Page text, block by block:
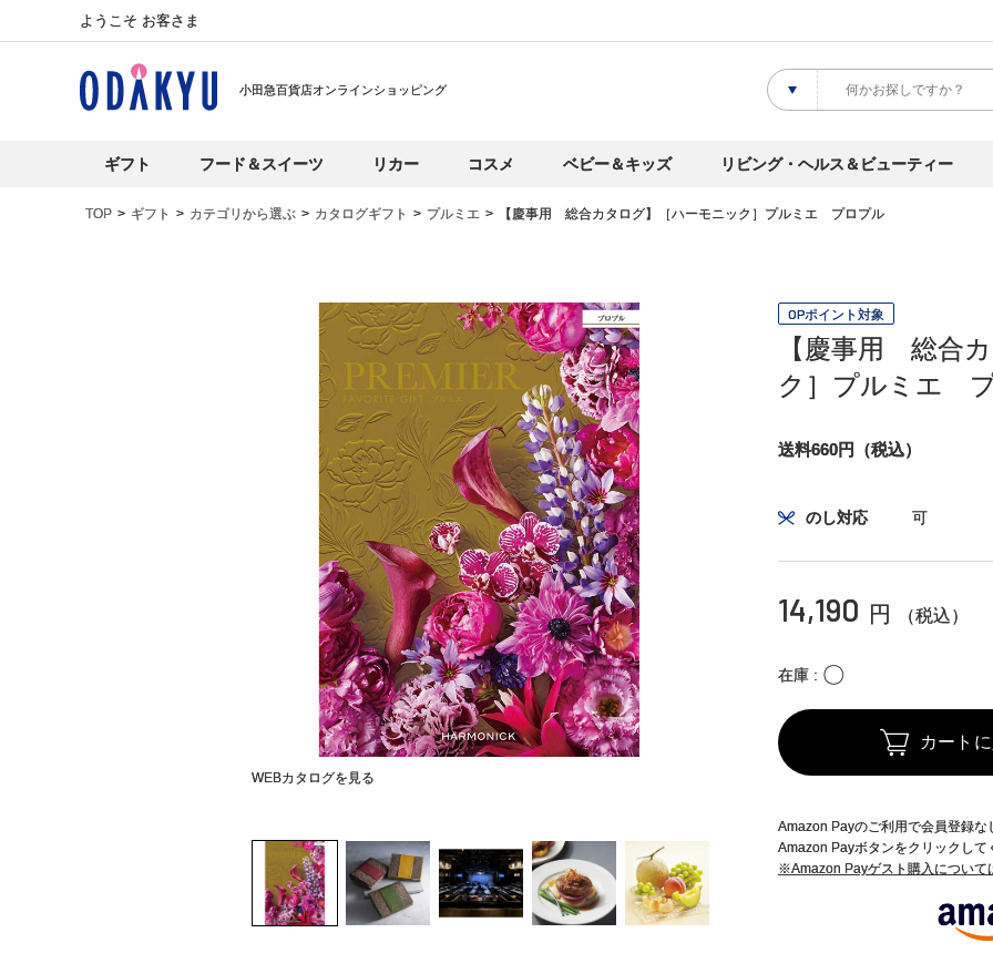
ようこそ お客さま
小田急百貨店オンラインショッピング
ギフト フード＆スイーツ リカー コスメ ベビー＆キッズ リビング・ヘルス＆ビューティー
TOP ギフト カテゴリから選ぶ カタログギフト プルミエ 【慶事用 総合カタログ】［ハーモニック］プルミエ プロプル
WEBカタログを見る
OPポイント対象
【慶事用 総合
ク］プルミエ
送料660円（税込）
のし対応 可
14,190 円 （税込）
在庫 〇
カート
Amazon Payのご利用で会員登録
Amazon Payボタンをクリックして
※Amazon Payゲスト購入について